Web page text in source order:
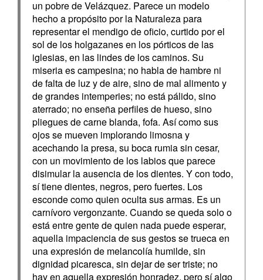
un pobre de Velázquez. Parece un modelo
hecho a propósito por la Naturaleza para
representar el mendigo de oficio, curtido por el
sol de los holgazanes en los pórticos de las
iglesias, en las lindes de los caminos. Su
miseria es campesina; no habla de hambre ni
de falta de luz y de aire, sino de mal alimento y
de grandes intemperies; no está pálido, sino
aterrado; no enseña perfiles de hueso, sino
pliegues de carne blanda, fofa. Así como sus
ojos se mueven implorando limosna y
acechando la presa, su boca rumia sin cesar,
con un movimiento de los labios que parece
disimular la ausencia de los dientes. Y con todo,
sí tiene dientes, negros, pero fuertes. Los
esconde como quien oculta sus armas. Es un
carnívoro vergonzante. Cuando se queda solo o
está entre gente de quien nada puede esperar,
aquella impaciencia de sus gestos se trueca en
una expresión de melancolía humilde, sin
dignidad picaresca, sin dejar de ser triste; no
hay en aquella expresión honradez, pero sí algo